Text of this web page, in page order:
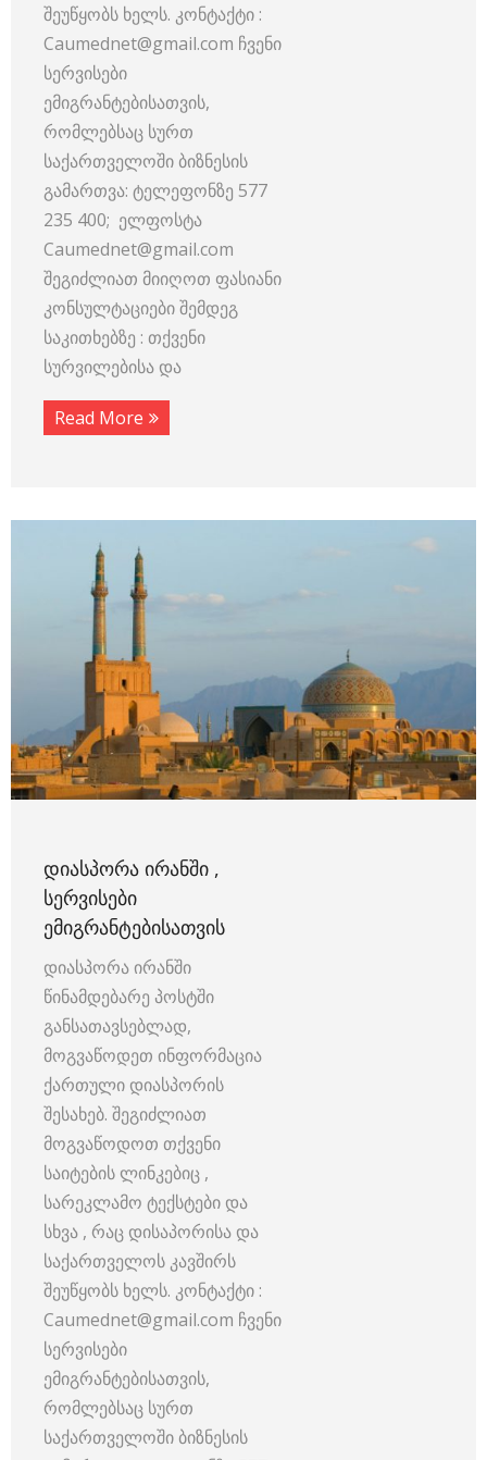
შეუწყობს ხელს. კონტაქტი :
Caumednet@gmail.com ჩვენი
სერვისები
ემიგრანტებისათვის,
რომლებსაც სურთ
საქართველოში ბიზნესის
გამართვა: ტელეფონზე 577
235 400; ელფოსტა
Caumednet@gmail.com
შეგიძლიათ მიიღოთ ფასიანი
კონსულტაციები შემდეგ
საკითხებზე : თქვენი
სურვილებისა და
Read More
ᲓᲘᲐᲡᲞᲝᲠᲐ ᲘᲠᲐᲜᲨᲘ ,
ᲡᲔᲠᲕᲘᲡᲔᲑᲘ
ᲔᲛᲘᲒᲠᲐᲜᲢᲔᲑᲘᲡᲐᲗᲕᲘᲡ
დიასპორა ირანში
წინამდებარე პოსტში
განსათავსებლად,
მოგვაწოდეთ ინფორმაცია
ქართული დიასპორის
შესახებ. შეგიძლიათ
მოგვაწოდოთ თქვენი
საიტების ლინკებიც ,
სარეკლამო ტექსტები და
სხვა , რაც დისაპორისა და
საქართველოს კავშირს
შეუწყობს ხელს. კონტაქტი :
Caumednet@gmail.com ჩვენი
სერვისები
ემიგრანტებისათვის,
რომლებსაც სურთ
საქართველოში ბიზნესის